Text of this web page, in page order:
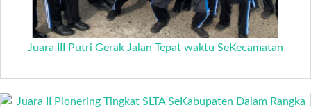
Juara III Putri Gerak Jalan Tepat waktu SeKecamatan